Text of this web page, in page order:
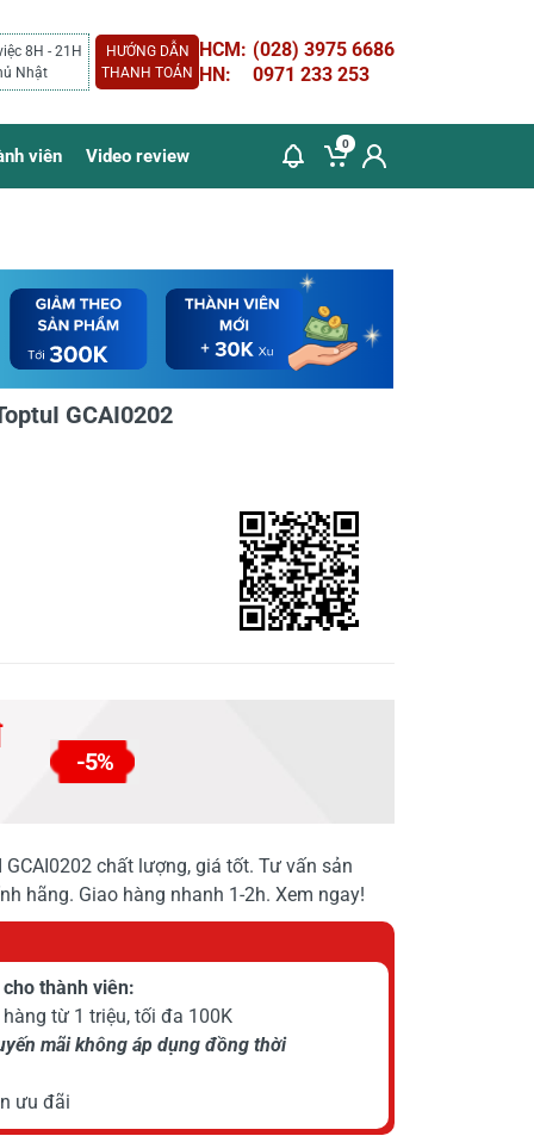
8H - 21H
Nhật
HƯỚNG DẪN
THANH TOÁN
HCM: (028) 3975 6686
HN:
0971 233 253
viên Video review
0
GCAI0202
-5%
chất lượng, giá tốt. Tư vấn sản
hãng. Giao hàng nhanh 1-2h. Xem ngay!
thành viên:
từ 1 triệu, tối đa 100K
mãi không áp dụng đồng thời
ưu đãi